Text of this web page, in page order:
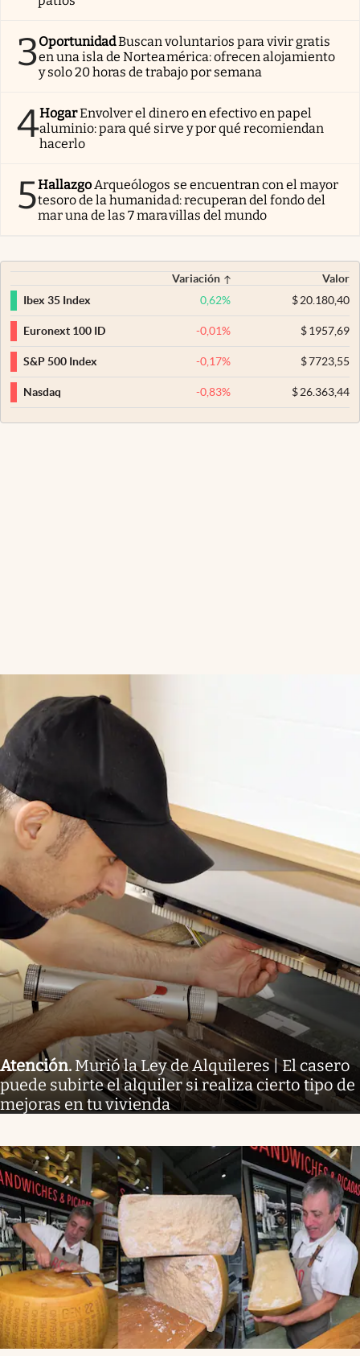
3OportunidadBuscan voluntarios para vivir gratis
en una isla de Norteamérica: ofrecen alojamiento
y solo 20 horas de trabajo por semana
4HogarEnvolver el dinero en efectivo en papel
aluminio: para qué sirve y por qué recomiendan
hacerlo
5Hallazgo Arqueólogos se encuentran con el mayor
tesoro de la humanidad: recuperan del fondo del
mar una de las 7 maravillas del mundo
Variación
Valor
Ibex 35 Index
0,62% $20.180,40
Euronext 100 ID -0,01% $1957,69
S&P 500 Index -0,17% $7723,55
Nasdaq -0,83% $26.363,44
Atención. Murió la Ley de Alquileres | El casero
puede subirte el alquiler si realiza cierto tipo de
mejoras en tu vivienda